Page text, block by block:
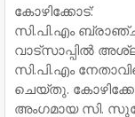
കോഴിക്കോട്:
സി.പി.എം
വാട്‌സാപ്പില്‍
സി.പി.എം
ചെയ്തു.
അംഗമായ സി.